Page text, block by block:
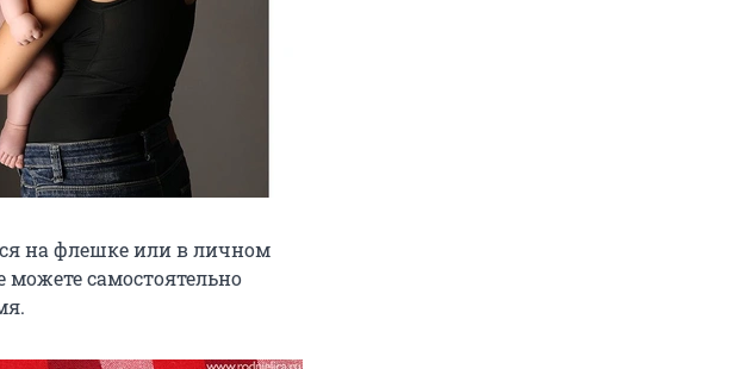
на флешке или в личном
можете самостоятельно